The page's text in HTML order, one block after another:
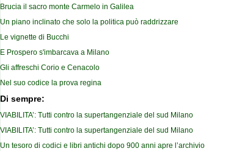
Brucia il sacro monte Carmelo in Galilea
Un piano inclinato che solo la politica può raddrizzare
Le vignette di Bucchi
E Prospero s'imbarcava a Milano
Gli affreschi Corio e Cenacolo
Nel suo codice la prova regina
Di sempre:
VIABILITA’: Tutti contro la supertangenziale del sud Milano
VIABILITA’: Tutti contro la supertangenziale del sud Milano
Un tesoro di codici e libri antichi dopo 900 anni apre l’archivio